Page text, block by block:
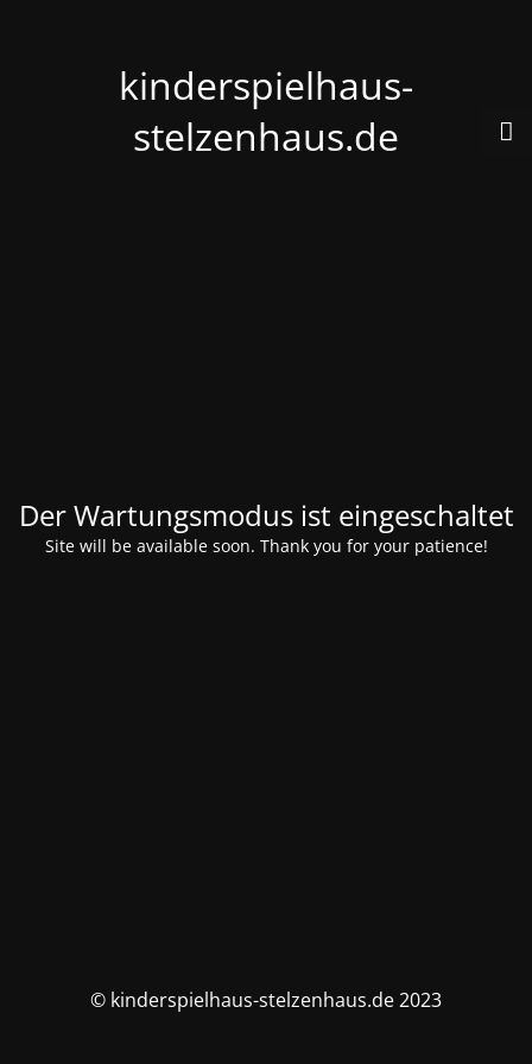
kinderspielhaus-
stelzenhaus.de
Der Wartungsmodus ist eingeschaltet
Site will be available soon. Thank you for your patience!
© kinderspielhaus-stelzenhaus.de 2023